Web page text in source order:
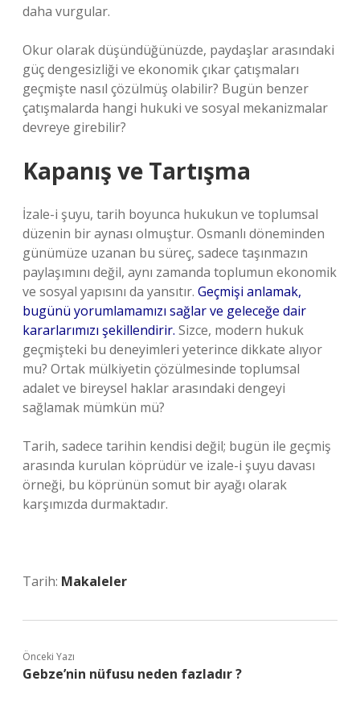
daha vurgular.
Okur olarak düşündüğünüzde, paydaşlar arasındaki
güç dengesizliği ve ekonomik çıkar çatışmaları
geçmişte nasıl çözülmüş olabilir? Bugün benzer
çatışmalarda hangi hukuki ve sosyal mekanizmalar
devreye girebilir?
Kapanış ve Tartışma
İzale-i şuyu, tarih boyunca hukukun ve toplumsal
düzenin bir aynası olmuştur. Osmanlı döneminden
günümüze uzanan bu süreç, sadece taşınmazın
paylaşımını değil, aynı zamanda toplumun ekonomik
ve sosyal yapısını da yansıtır. Geçmişi anlamak,
bugünü yorumlamamızı sağlar ve geleceğe dair
kararlarımızı şekillendirir. Sizce, modern hukuk
geçmişteki bu deneyimleri yeterince dikkate alıyor
mu? Ortak mülkiyetin çözülmesinde toplumsal
adalet ve bireysel haklar arasındaki dengeyi
sağlamak mümkün mü?
Tarih, sadece tarihin kendisi değil; bugün ile geçmiş
arasında kurulan köprüdür ve izale-i şuyu davası
örneği, bu köprünün somut bir ayağı olarak
karşımızda durmaktadır.
Tarih: Makaleler
Önceki Yazı
Gebze’nin nüfusu neden fazladır ?